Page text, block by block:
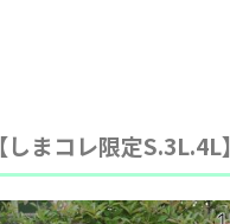
【しまコレ限定S.3L.4L】